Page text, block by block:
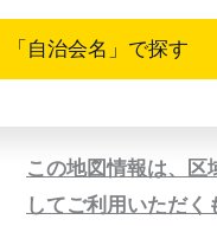
「自治会名」で探す
この地図情報は、区
してご利用いただく